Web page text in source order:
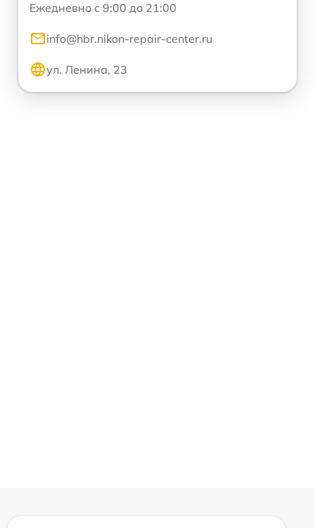
Ежедневно с 9:00 до 21:00
info@hbr.nikon-repair-center.ru
ул. Ленина, 23